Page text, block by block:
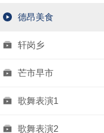
e
o
德昂美食
轩岗乡
芒市早市
歌舞表演1
歌舞表演2